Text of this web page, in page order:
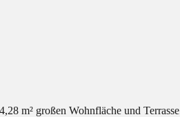
m² großen Wohnfläche und